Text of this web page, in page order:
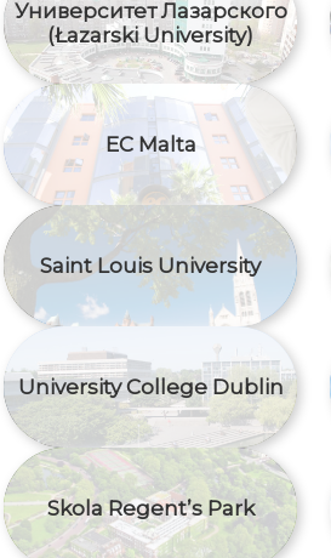
Университет Лазарского
(Łazarski University)
EC Malta
Saint Louis University
University College Dublin
Skola Regent’s Park